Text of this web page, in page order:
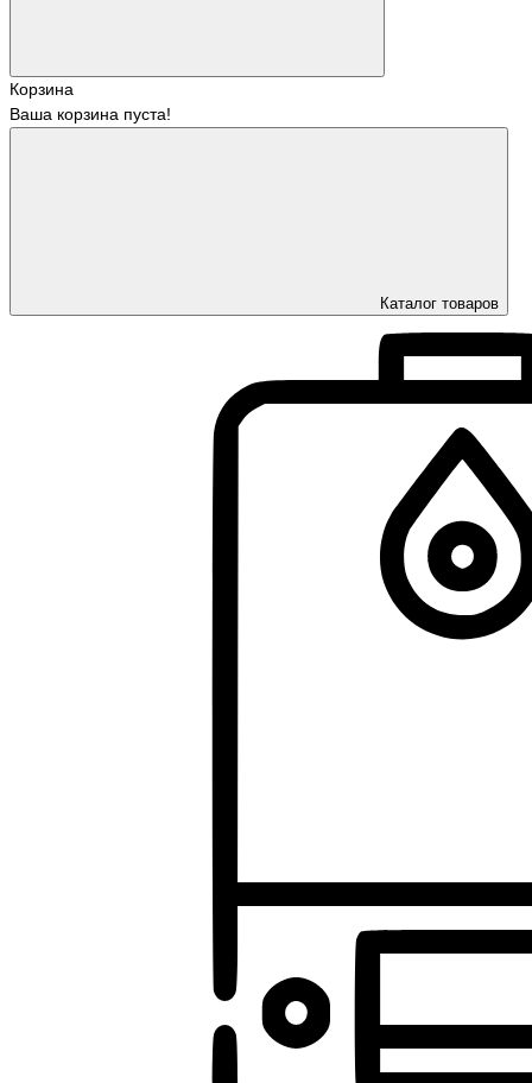
Корзина
Ваша корзина пуста!
Каталог товаров